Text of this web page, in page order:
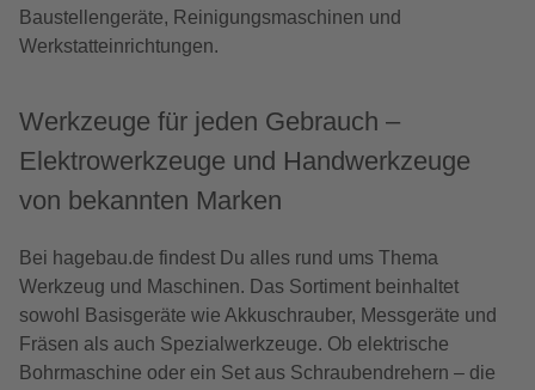
Baustellengeräte, Reinigungsmaschinen und
Werkstatteinrichtungen.
Werkzeuge für jeden Gebrauch –
Elektrowerkzeuge und Handwerkzeuge
von bekannten Marken
Bei hagebau.de findest Du alles rund ums Thema
Werkzeug und Maschinen. Das Sortiment beinhaltet
sowohl Basisgeräte wie Akkuschrauber, Messgeräte und
Fräsen als auch Spezialwerkzeuge. Ob elektrische
Bohrmaschine oder ein Set aus Schraubendrehern – die